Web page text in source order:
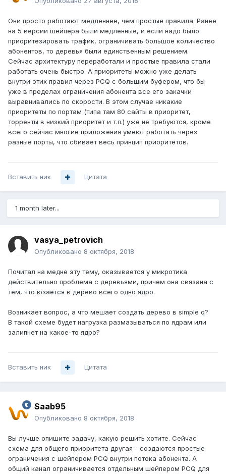
Они просто работают медленнее, чем простые правила. Ранее
на 5 версии шейпера были медленные, и если надо было
приоритезировать трафик, ограничивать большое количество
абонентов, то деревья были единственным решением.
Сейчас архитектуру переработали и простые правила стали
работать очень быстро. А приоритеты можно уже делать
внутри этих правил через PCQ с большим буфером, что бы
уже в пределах ограничения абонента все его закачки
выравнивались по скорости. В этом случае никакие
приоритеты по портам (типа там 80 сайты в приоритет,
торренты в низкий приоритет и т.п.) уже не требуются, кроме
всего сейчас многие приложения умеют работать через
разные порты, что сбивает весь принцип приоритетов.
Вставить ник Цитата
1 month later...
vasya_petrovich
Опубликовано 8 октября, 2018
Почитал на медне эту тему, оказывается у микротика
действительно проблема с деревьями, причем она связана с
тем, что юзается в дерево всего одно ядро.
Возникает вопрос, а что мешает создать дерево в simple q?
В такой схеме будет нагрузка размазываться по ядрам или
залипнет на какое-то ядро?
Вставить ник Цитата
Saab95
Опубликовано 8 октября, 2018
Вы лучше опишите задачу, какую решить хотите. Сейчас
схема для общего приоритета другая - создаются простые
ограничения с шейпером PCQ внутри потока абонента. А
общий канал ограничивается отдельным шейпером PCQ для